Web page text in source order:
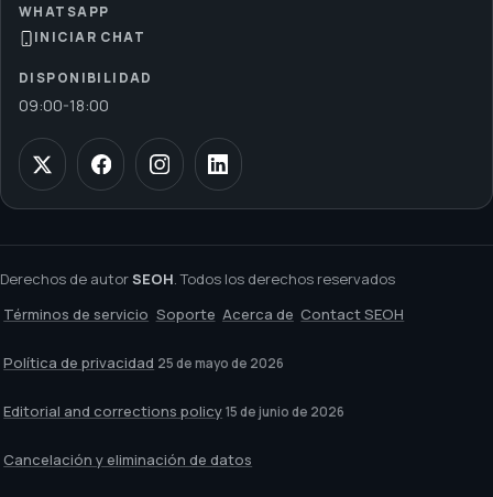
WHATSAPP
INICIAR CHAT
DISPONIBILIDAD
09:00-18:00
Derechos de autorSEOH. Todos los derechos reservados
Términos de servicio Soporte Acerca de Contact SEOH
Política de privacidad 25 de mayo de 2026
Editorial and corrections policy 15 de junio de 2026
Cancelación y eliminación de datos